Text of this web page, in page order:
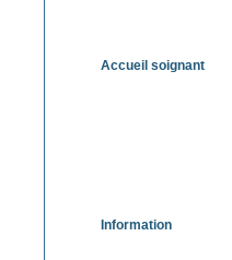
Accueil soignant
Information